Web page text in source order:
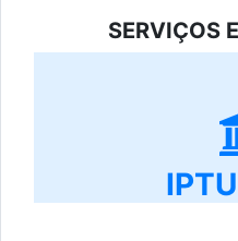
SERVIÇOS